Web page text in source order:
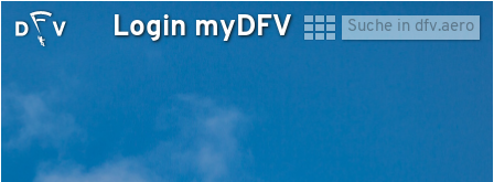
Login myDFV